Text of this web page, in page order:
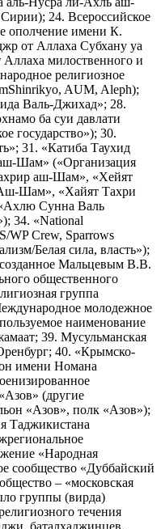
24. Всероссийское
ополчение имени К.
от Аллаха Субхану уа
Аллаха милоственного и
религиозное
AUM, Aleph);
Валь-Джихад»; 28.
ба суи давлати
государство»); 30.
31. «Катиба Таухид
Шам» («Организация
аш-Шам», «Хейят
Шам», «Хайят Тахри
Сунна Валь
34. «National
WP Crew, Sparrows
Белая сила, власть»);
созданное Мальцевым В.В.
общественного
группа
молодежное
наименование
39. Мусульманская
40. «Крымско-
имени Номана
(другие
«Азов», полк «Азов»);
Таджикистана
«Народная
сообщество «Дуббайский
– «московская
группы (вирда)
течения
баталхаджинцев,